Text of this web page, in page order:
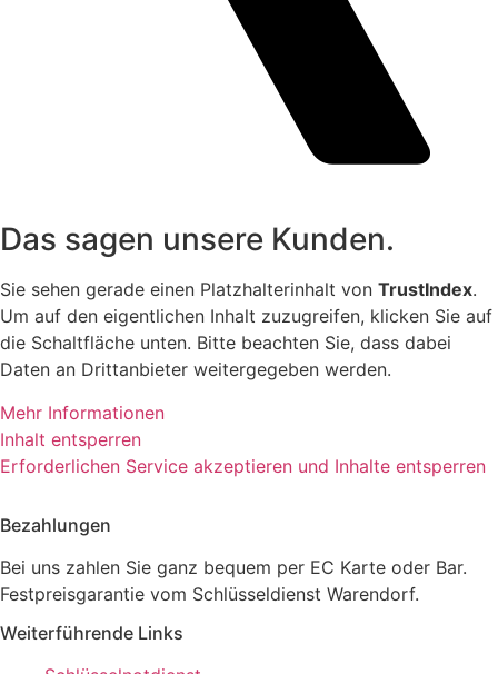
Das sagen unsere Kunden.
Sie sehen gerade einen Platzhalterinhalt von TrustIndex.
Um auf den eigentlichen Inhalt zuzugreifen, klicken Sie auf
die Schaltfläche unten. Bitte beachten Sie, dass dabei
Daten an Drittanbieter weitergegeben werden.
Mehr Informationen
Inhalt entsperren
Erforderlichen Service akzeptieren und Inhalte entsperren
Bezahlungen
Bei uns zahlen Sie ganz bequem per EC Karte oder Bar.
Festpreisgarantie vom Schlüsseldienst Warendorf.
Weiterführende Links